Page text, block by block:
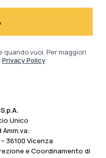
vuoi. Per maggiori
Privacy Policy
Unico
36100 Vicenza
e Coordinamento di